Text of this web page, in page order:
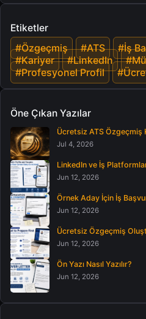
Etiketler
#Özgeçmiş #ATS #İş
#Kariyer
#LinkedIn
#Profesyonel Profil
Öne Çıkan Yazılar
Ücretsiz ATS Özgeçmiş
Jul 4, 2026
LinkedIn ve İş
Jun 12, 2026
Örnek Aday İçin İş
Jun 12, 2026
Ücretsiz Özgeçmiş
Jun 12, 2026
Ön Yazı Nasıl Yazılır?
Jun 12, 2026